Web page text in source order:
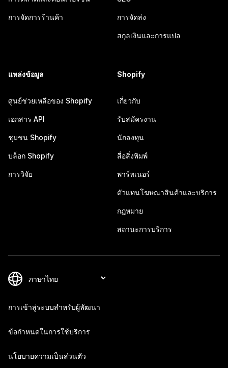
การจัดการร้านค้า การจัดส่ง
สกุลเงินและการแปล
แหล่งข้อมูล
ศูนย์ช่วยเหลือของ Shopify
เอกสาร API
ชุมชน Shopify
บล็อก Shopify
การวิจัย
Shopify
เกี่ยวกับ
รับสมัครงาน
นักลงทุน
สื่อสิ่งพิมพ์
พาร์ทเนอร์
ตัวแทนโฆษณาสินค้าและบริการ
กฎหมาย
สถานะการบริการ
การเข้าสู่ระบบสำหรับผู้พัฒนา
ข้อกำหนดในการใช้บริการ
นโยบายความเป็นส่วนตัว